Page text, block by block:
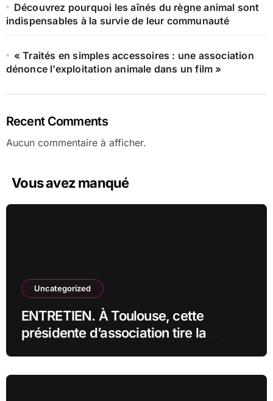
Découvrez pourquoi les aînés du règne animal sont
indispensables à la survie de leur communauté
« Traités en simples accessoires : une association
dénonce l’exploitation animale dans un film »
Recent Comments
Aucun commentaire à afficher.
Vous avez manqué
Uncategorized
ENTRETIEN. À Toulouse, cette
présidente d’association tire la